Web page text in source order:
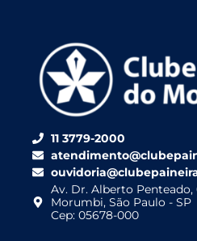
11 3779-2000
Av. Dr. Alberto Penteado,
Morumbi, São Paulo - SP
Cep: 05678-000